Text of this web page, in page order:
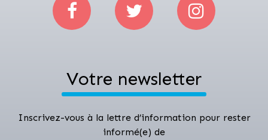
Votre newsletter
Inscrivez-vous à la lettre d’information pour rester
informé(e) de